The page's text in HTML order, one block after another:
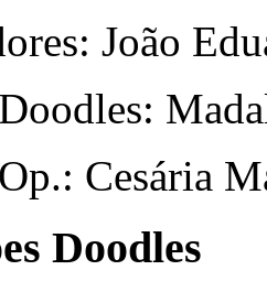
João
Cesária
Doodles